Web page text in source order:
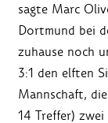
sagte Marc
Dortmund bei
zuhause noch
3:1 den elften
Mannschaft,
14 Treffer)